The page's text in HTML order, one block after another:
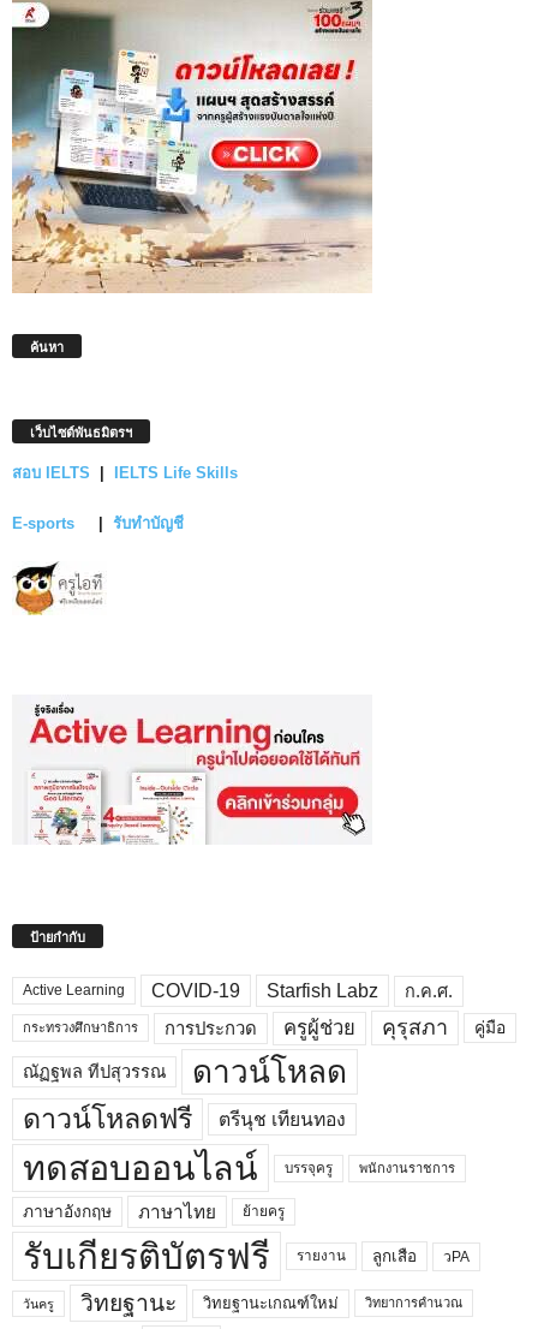
ค้นหา
เว็บไซต์พันธมิตรฯ
สอบ IELTS IELTS Life Skills
E-sports รับทำบัญชี
ป้ายกำกับ
Active Learning COVID-19 Starfish Labz ก.ค.ศ.
กระทรวงศึกษาธิการ การประกวด ครูผู้ช่วย คุรุสภา คู่มือ
ณัฏฐพล ทีปสุวรรณ ดาวน์โหลด
ดาวน์โหลดฟรี ตรีนุช เทียนทอง
ทดสอบออนไลน์ บรรจุครู พนักงานราชการ
ภาษาอังกฤษ ภาษาไทย ย้ายครู
รับเกียรติบัตรฟรี รายงาน ลูกเสือ วPA
วันครู วิทยฐานะ วิทยฐานะเกณฑ์ใหม่ วิทยาการคำนวณ